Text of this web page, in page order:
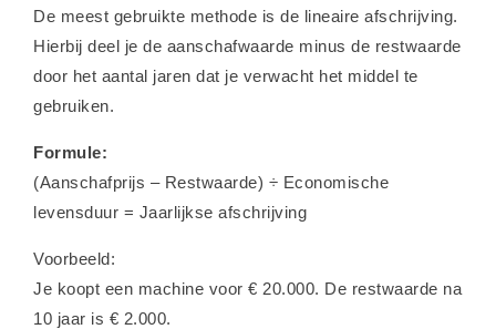
De meest gebruikte methode is de lineaire afschrijving.
Hierbij deel je de aanschafwaarde minus de restwaarde
door het aantal jaren dat je verwacht het middel te
gebruiken.
Formule:
(Aanschafprijs – Restwaarde) ÷ Economische
levensduur = Jaarlijkse afschrijving
Voorbeeld:
Je koopt een machine voor € 20.000. De restwaarde na
10 jaar is € 2.000.